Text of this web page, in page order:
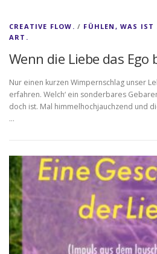
CREATIVE FLOW. / FÜHLEN, WAS IST
ART.
Wenn die Liebe das Ego
Nur einen kurzen Wimpernschlag unser
erfahren. Welch‘ ein sonderbares
doch ist. Mal himmelhochjauchzend und
…